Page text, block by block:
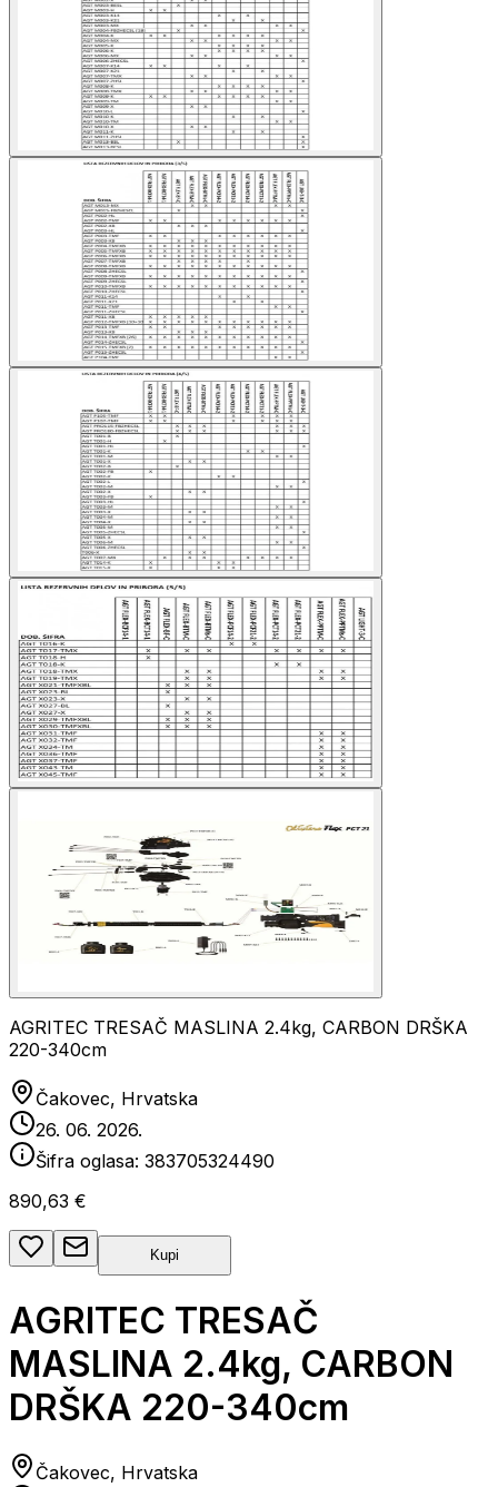
AGRITEC TRESAČ MASLINA 2.4kg, CARBON DRŠKA
220-340cm
Čakovec, Hrvatska
26. 06. 2026.
Šifra oglasa: 383705324490
890,63 €
Kupi
AGRITEC TRESAČ
MASLINA 2.4kg, CARBON
DRŠKA 220-340cm
Čakovec, Hrvatska